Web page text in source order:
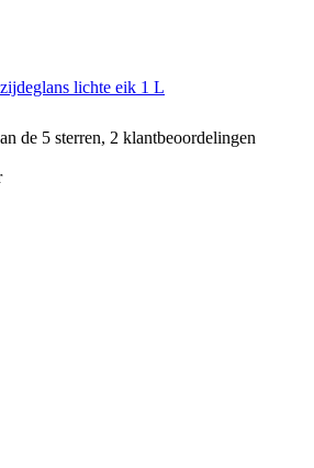
lichte eik 1 L
de 5 sterren, 2 klantbeoordelingen